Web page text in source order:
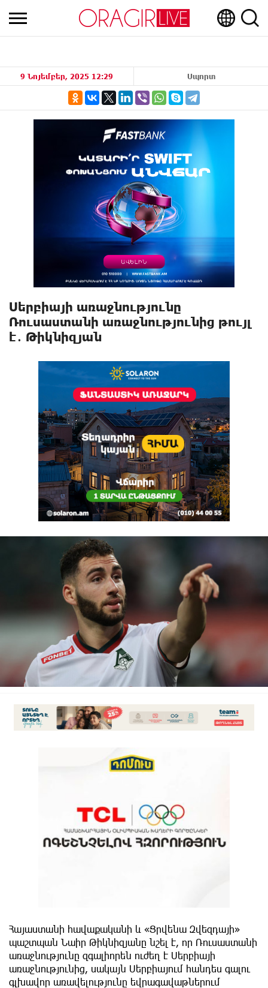
9 Նոյեմբեր, 2025 12:29 Սպորտ
Սերբիայի առաջնությունը
Ռուսաստանի առաջնությունից թույլ
է․ Թիկնիզյան
Հայաստանի հավաքականի և «Ցրվենա Զվեզդայի»
պաշտպան Նաիր Թիկնիզյանը նշել է, որ Ռուսաստանի
առաջնությունը զգալիորեն ուժեղ է Սերբիայի
առաջնությունից, սակայն Սերբիայում հանդես գալու
գլխավոր առավելությունը եվրագավաթներում